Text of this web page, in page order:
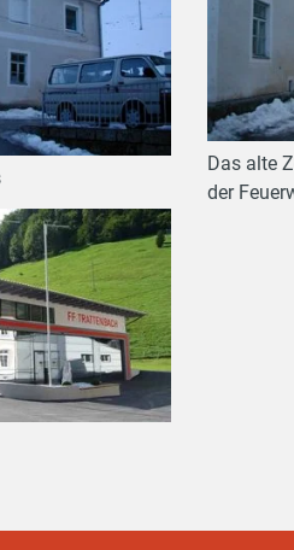
Das alte
der